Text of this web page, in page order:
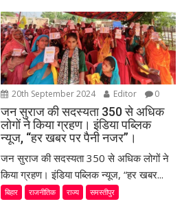
20th September 2024 Editor 0
जन सुराज की सदस्यता 350 से अधिक
लोगों ने किया ग्रहण। इंडिया पब्लिक
न्यूज, “हर खबर पर पैनी नजर”।
जन सुराज की सदस्यता 350 से अधिक लोगों ने
किया ग्रहण। इंडिया पब्लिक न्यूज, “हर खबर...
बिहार राजनीतिक राज्य समस्तीपुर